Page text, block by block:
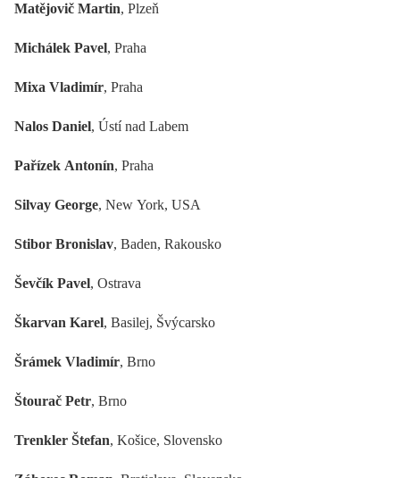
Matějovič Martin, Plzeň
Michálek Pavel, Praha
Mixa Vladimír, Praha
Nalos Daniel, Ústí nad Labem
Pařízek Antonín, Praha
Silvay George, New York, USA
Stibor Bronislav, Baden, Rakousko
Ševčík Pavel, Ostrava
Škarvan Karel, Basilej, Švýcarsko
Šrámek Vladimír, Brno
Štourač Petr, Brno
Trenkler Štefan, Košice, Slovensko